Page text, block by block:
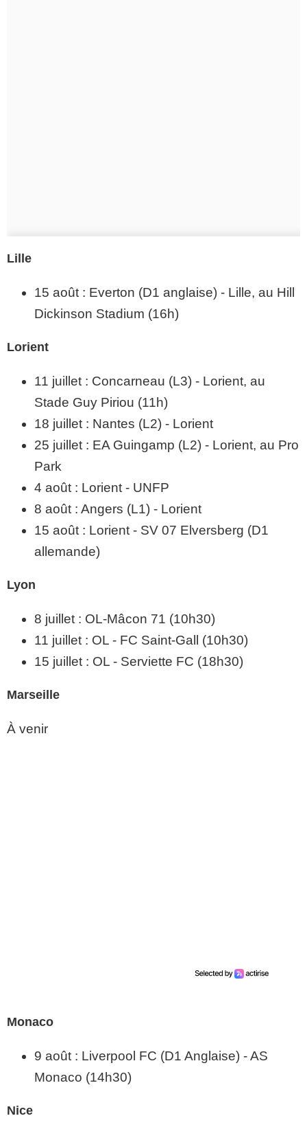
Lille
15 août : Everton (D1 anglaise) - Lille, au Hill
Dickinson Stadium (16h)
Lorient
11 juillet : Concarneau (L3) - Lorient, au
Stade Guy Piriou (11h)
18 juillet : Nantes (L2) - Lorient
25 juillet : EA Guingamp (L2) - Lorient, au Pro
Park
4 août : Lorient - UNFP
8 août : Angers (L1) - Lorient
15 août : Lorient - SV 07 Elversberg (D1
allemande)
Lyon
8 juillet : OL-Mâcon 71 (10h30)
11 juillet : OL - FC Saint-Gall (10h30)
15 juillet : OL - Serviette FC (18h30)
Marseille
À venir
Monaco
9 août : Liverpool FC (D1 Anglaise) - AS
Monaco (14h30)
Nice